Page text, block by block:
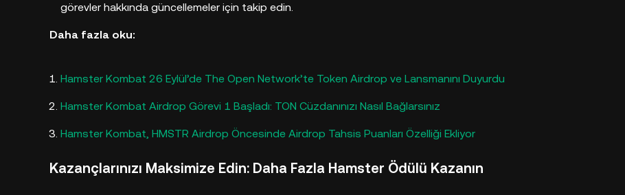
görevler hakkında güncellemeler için takip edin.
Daha fazla oku:
Hamster Kombat 26 Eylül’de The Open Network’te Token Airdrop ve Lansmanını Duyurdu
Hamster Kombat Airdrop Görevi 1 Başladı: TON Cüzdanınızı Nasıl Bağlarsınız
Hamster Kombat, HMSTR Airdrop Öncesinde Airdrop Tahsis Puanları Özelliği Ekliyor
Kazançlarınızı Maksimize Edin: Daha Fazla Hamster Ödülü Kazanın